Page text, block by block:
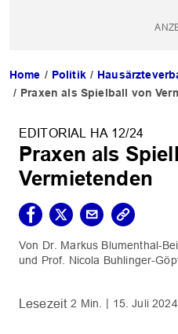
Home Politik
Praxen als Spielball von
EDITORIAL HA 12/24
Praxen als
Vermietenden
Dr. Markus Blumenthal-
Prof. Nicola Buhlinger-
2 Min. 15. Juli 2024